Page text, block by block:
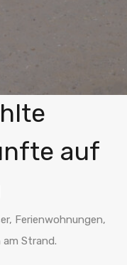
auf
Ferienwohnungen,
Strand.